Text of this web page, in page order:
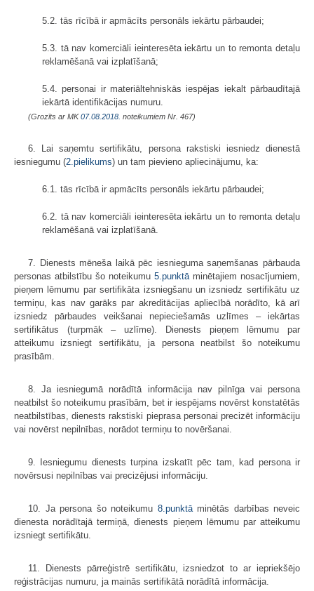
5.2. tās rīcībā ir apmācīts personāls iekārtu pārbaudei;
5.3. tā nav komerciāli ieinteresēta iekārtu un to remonta detaļu
reklamēšanā vai izplatīšanā;
5.4. personai ir materiāltehniskās iespējas iekalt pārbaudītajā
iekārtā identifikācijas numuru.
(Grozīts ar MK07.08.2018. noteikumiem Nr. 467)
6. Lai saņemtu sertifikātu, persona rakstiski iesniedz dienestā
iesniegumu (2.pielikums) un tam pievieno apliecinājumu, ka:
6.1. tās rīcībā ir apmācīts personāls iekārtu pārbaudei;
6.2. tā nav komerciāli ieinteresēta iekārtu un to remonta detaļu
reklamēšanā vai izplatīšanā.
7. Dienests mēneša laikā pēc iesnieguma saņemšanas pārbauda
personas atbilstību šo noteikumu 5.punktāminētajiem nosacījumiem,
pieņem lēmumu par sertifikāta izsniegšanu un izsniedz sertifikātu uz
termiņu, kas nav garāks par akreditācijas apliecībā norādīto, kā arī
izsniedz pārbaudes veikšanai nepieciešamās uzlīmes – iekārtas
sertifikātus (turpmāk – uzlīme). Dienests pieņem lēmumu par
atteikumu izsniegt sertifikātu, ja persona neatbilst šo noteikumu
prasībām.
8. Ja iesniegumā norādītā informācija nav pilnīga vai persona
neatbilst šo noteikumu prasībām, bet ir iespējams novērst konstatētās
neatbilstības, dienests rakstiski pieprasa personai precizēt informāciju
vai novērst nepilnības, norādot termiņu to novēršanai.
9. Iesniegumu dienests turpina izskatīt pēc tam, kad persona ir
novērsusi nepilnības vai precizējusi informāciju.
10. Ja persona šo noteikumu 8.punktāminētās darbības neveic
dienesta norādītajā termiņā, dienests pieņem lēmumu par atteikumu
izsniegt sertifikātu.
11. Dienests pārreģistrē sertifikātu, izsniedzot to ar iepriekšējo
reģistrācijas numuru, ja mainās sertifikātā norādītā informācija.